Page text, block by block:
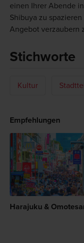
einen Ihrer Abende
Shibuya zu
Angebot verzaubern
Stichworte
Kultur
Empfehlungen
Harajuku &